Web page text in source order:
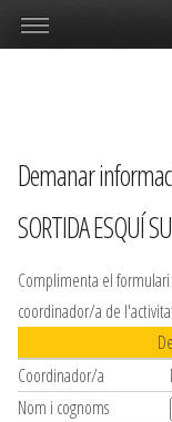
Demanar
SORTIDA ESQUÍ
Complimenta el
coordinador/a de
Coordinador/a
Nom i cognoms